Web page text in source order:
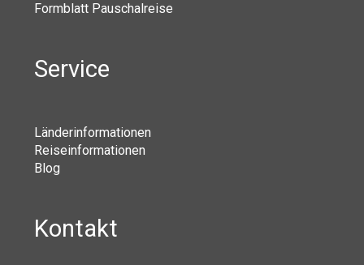
Formblatt Pauschalreise
Service
Länderinformationen
Reiseinformationen
Blog
Kontakt